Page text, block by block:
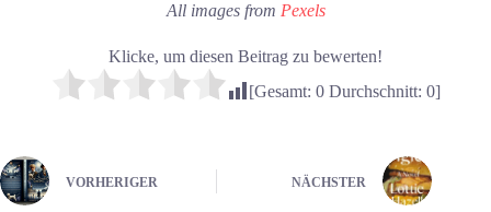
All images from Pexels
Klicke, um diesen Beitrag zu bewerten!
[Gesamt: 0Durchschnitt: 0]
VORHERIGER NÄCHSTER